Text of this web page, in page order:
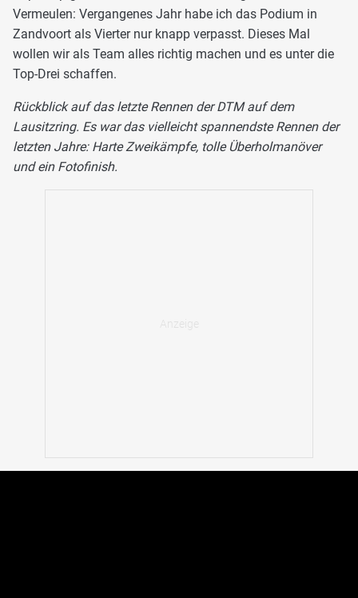
Vermeulen: Vergangenes Jahr habe ich das Podium in
Zandvoort als Vierter nur knapp verpasst. Dieses Mal
wollen wir als Team alles richtig machen und es unter die
Top-Drei schaffen.
Rückblick auf das letzte Rennen der DTM auf dem
Lausitzring. Es war das vielleicht spannendste Rennen der
letzten Jahre: Harte Zweikämpfe, tolle Überholmanöver
und ein Fotofinish.